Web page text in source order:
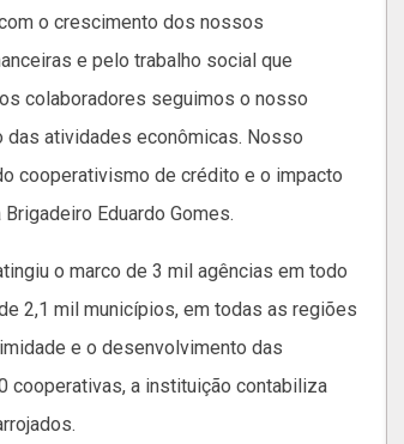
o crescimento dos nossos
e pelo trabalho social que
colaboradores seguimos o nosso
atividades econômicas. Nosso
cooperativismo de crédito e o impacto
Eduardo Gomes.
o marco de 3 mil agências em todo
2,1 mil municípios, em todas as regiões
e o desenvolvimento das
cooperativas, a instituição contabiliza